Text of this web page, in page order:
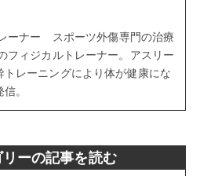
ーナー スポーツ外傷専門の治療
フィジカルトレーナー。アスリー
トレーニングにより体が健康にな
。
リーの記事を読む